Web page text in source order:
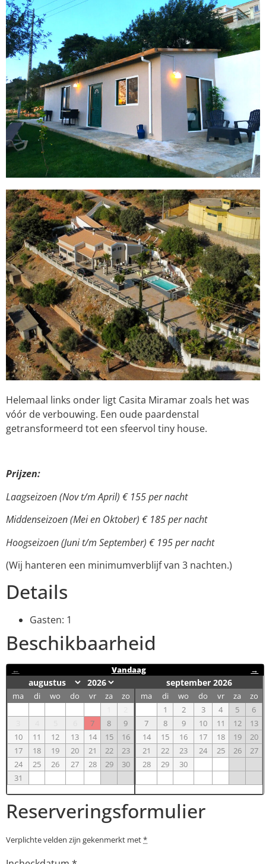
Helemaal links onder ligt Casita Miramar zoals het was
vóór de verbouwing. Een oude paardenstal
getransformeerd tot een sfeervol tiny house.
Prijzen:
Laagseizoen (Nov t/m April) € 155 per nacht
Middenseizoen (Mei en Oktober) € 185 per nacht
Hoogseizoen (Juni t/m September) € 195 per nacht
(Wij hanteren een minimumverblijf van 3 nachten.)
Details
Gasten: 1
Beschikbaarheid
← Vandaag →
ma di wo do vr za
zo
7 8
9
10
11 12 13 14 15
16
17
18 19 20 21 22
23
24
25 26 27 28 29
30
31
september 2026
ma di wo do vr za
zo
1
2 3 4 5
6
7
8 9 10 11 12
13
14
15 16 17 18 19
20
21
22 23 24 25 26
27
28
29 30
Reserveringsformulier
Verplichte velden zijn gekenmerkt met*